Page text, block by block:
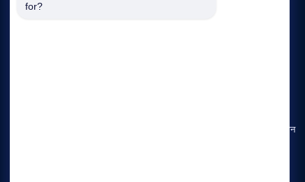
25 वीं मंजिल, हुआफू वाणिज्यिक केंद्र, वेनफेंग जिला, आन्यांग शहर, हेनान
for?